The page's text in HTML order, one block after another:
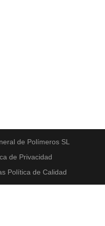
de Polímeros SL
de Privacidad
Política de Calidad